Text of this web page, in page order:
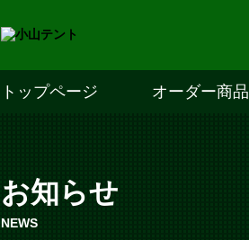
トップページ オーダー商品
お知らせ
NEWS